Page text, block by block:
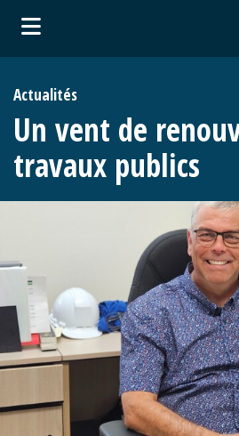
(Citoyens )
(Entreprises )
Actualités
Un vent de
travaux publics